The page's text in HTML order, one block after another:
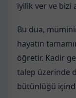
iyilik ver ve bizi
Bu dua,
hayatın
öğretir. Kadir
talep üzerinde
bütünlüğü